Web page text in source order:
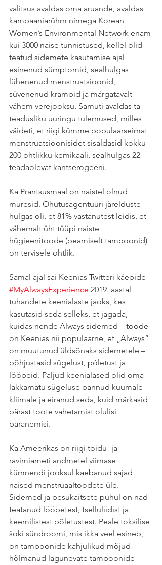
valitsus avaldas oma aruande, avaldas
kampaaniarühm nimega Korean
Women’s Environmental Network enam
kui 3000 naise tunnistused, kellel olid
teatud sidemete kasutamise ajal
esinenud sümptomid, sealhulgas
lühenenud menstruatsioonid,
süvenenud krambid ja märgatavalt
vähem verejooksu. Samuti avaldas ta
teadusliku uuringu tulemused, milles
väideti, et riigi kümme populaarseimat
menstruatsioonisidet sisaldasid kokku
200 ohtlikku kemikaali, sealhulgas 22
teadaolevat kantserogeeni.
Ka Prantsusmaal on naistel olnud
muresid. Ohutusagentuuri järelduste
hulgas oli, et 81% vastanutest leidis, et
vähemalt üht tüüpi naiste
hügieenitoode (peamiselt tampoonid)
on tervisele ohtlik.
Samal ajal sai Keenias Twitteri käepide
#MyAlwaysExperience 2019. aastal
tuhandete keenialaste jaoks, kes
kasutasid seda selleks, et jagada,
kuidas nende Always sidemed – toode
on Keenias nii populaarne, et „Always”
on muutunud üldsõnaks sidemetele –
põhjustasid sügelust, põletust ja
lööbeid. Paljud keenialased olid oma
lakkamatu sügeluse pannud kuumale
kliimale ja eiranud seda, kuid märkasid
pärast toote vahetamist olulisi
paranemisi.
Ka Ameerikas on riigi toidu- ja
ravimiameti andmetel viimase
kümnendi jooksul kaebanud sajad
naised menstruaaltoodete üle.
Sidemed ja pesukaitsete puhul on nad
teatanud lööbetest, tselluliidist ja
keemilistest põletustest. Peale toksilise
šoki sündroomi, mis ikka veel esineb,
on tampoonide kahjulikud mõjud
hõlmanud lagunevate tampoonide